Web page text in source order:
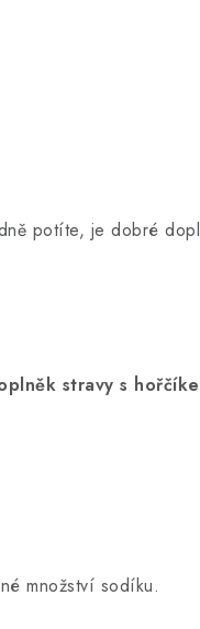
potíte, je dobré
stravy s
množství sodíku.